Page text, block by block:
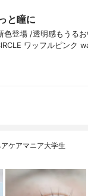
と瞳に
色登場 /⁡透明感もうる
ワッフルピンク
ケアマニア大学生